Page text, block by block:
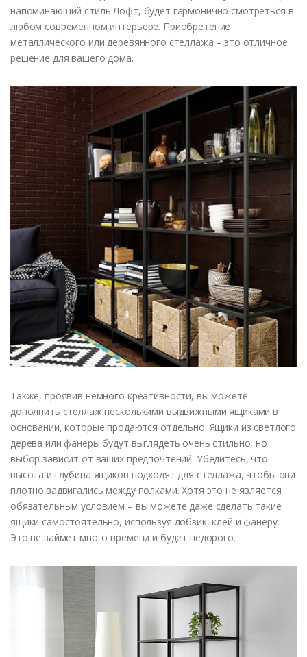
напоминающий стиль Лофт, будет гармонично смотреться в
любом современном интерьере. Приобретение
металлического или деревянного стеллажа – это отличное
решение для вашего дома.
Также, проявив немного креативности, вы можете
дополнить стеллаж несколькими выдвижными ящиками в
основании, которые продаются отдельно. Ящики из светлого
дерева или фанеры будут выглядеть очень стильно, но
выбор зависит от ваших предпочтений. Убедитесь, что
высота и глубина ящиков подходят для стеллажа, чтобы они
плотно задвигались между полками. Хотя это не является
обязательным условием – вы можете даже сделать такие
ящики самостоятельно, используя лобзик, клей и фанеру.
Это не займет много времени и будет недорого.